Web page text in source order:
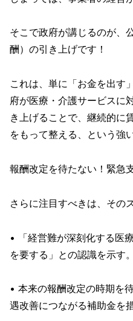
そこで政府が講じるのが、
酬）の引き上げです！
これは、単に「お金を出す
府が医療・介護サービスに
き上げることで、継続的に
をもって整える、という強
報酬改定を待たない！緊急
さらに注目すべきは、その
• 「経営難が深刻化する医
を要する」との認識を示す。
• 本来の報酬改定の時期を
遇改善につながる補助金を